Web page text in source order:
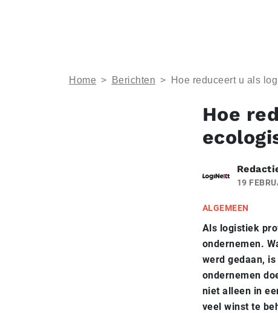
Home > Berichten > Hoe reduceert u als
Hoe
19
ALGEMEEN
Als logistiek
ondernemen.
werd gedaan,
ondernemen
niet alleen in
veel winst te